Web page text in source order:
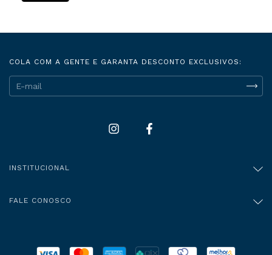
COLA COM A GENTE E GARANTA DESCONTO EXCLUSIVOS:
INSTITUCIONAL
FALE CONOSCO